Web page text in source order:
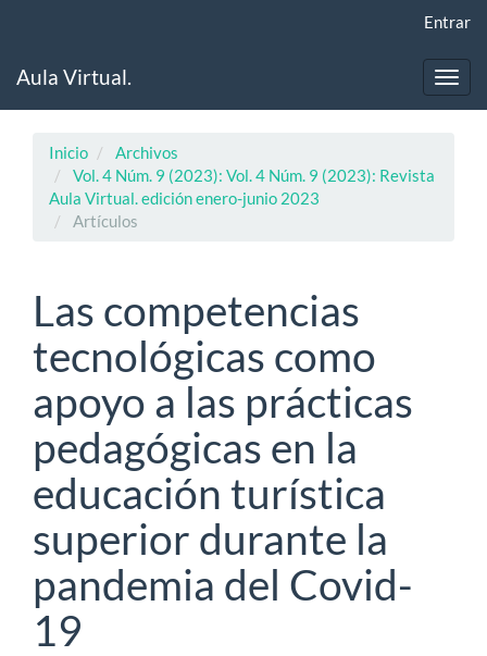
principal
Entrar
Aula Virtual.
Inicio
Archivos
Vol. 4 Núm. 9 (2023): Vol. 4 Núm. 9 (2023): Revista
Aula Virtual. edición enero-junio 2023
Artículos
Las competencias
tecnológicas como
apoyo a las prácticas
pedagógicas en la
educación turística
superior durante la
pandemia del Covid-
19